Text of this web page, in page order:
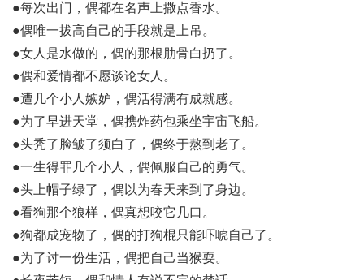
●每次出门，偶都在名声上撒点香水。
●偶唯一拔高自己的手段就是上吊。
●女人是水做的，偶的那根肋骨白扔了。
●偶和爱情都不愿谈论女人。
●遭几个小人嫉妒，偶活得满有成就感。
●为了早进天堂，偶携炸药包乘坐宇宙飞船。
●头秃了脸皱了须白了，偶终于熬到老了。
●一生得罪几个小人，偶佩服自己的勇气。
●头上帽子绿了，偶以为春天来到了身边。
●看狗那个狼样，偶真想咬它几口。
●狗都成宠物了，偶的打狗棍只能吓唬自己了。
●为了讨一份生活，偶把自己当猴耍。